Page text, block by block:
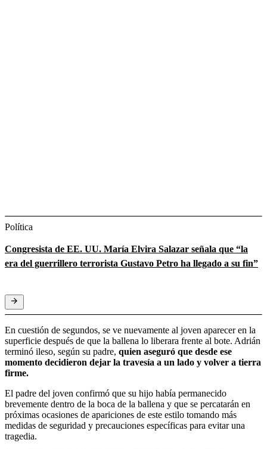
Política
Congresista de EE. UU. María Elvira Salazar señala que “la
era del guerrillero terrorista Gustavo Petro ha llegado a su fin”
En cuestión de segundos, se ve nuevamente al joven aparecer en la
superficie después de que la ballena lo liberara frente al bote. Adrián
terminó ileso, según su padre, quien aseguró que desde ese
momento decidieron dejar la travesía a un lado y volver a tierra
firme.
El padre del joven confirmó que su hijo había permanecido
brevemente dentro de la boca de la ballena y que se percatarán en
próximas ocasiones de apariciones de este estilo tomando más
medidas de seguridad y precauciones específicas para evitar una
tragedia.